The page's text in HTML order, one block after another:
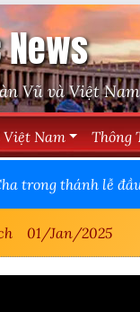
Vũ và Việt Nam
Việt Nam Thông
trong thánh lễ
01/Jan/2025